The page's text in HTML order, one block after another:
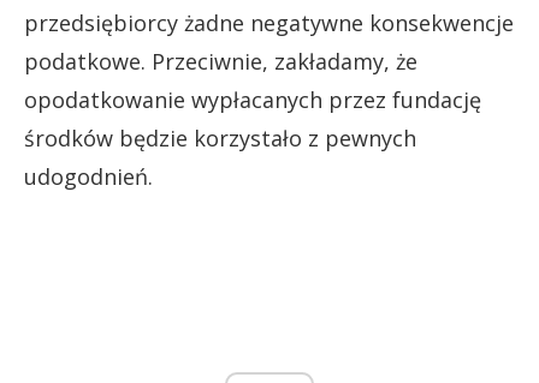
przedsiębiorcy żadne negatywne konsekwencje
podatkowe. Przeciwnie, zakładamy, że
opodatkowanie wypłacanych przez fundację
środków będzie korzystało z pewnych
udogodnień.